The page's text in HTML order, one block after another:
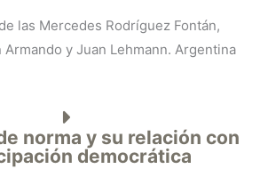
las Mercedes Rodríguez Fontán,
y Juan Lehmann. Argentina
norma y su relación con
democrática